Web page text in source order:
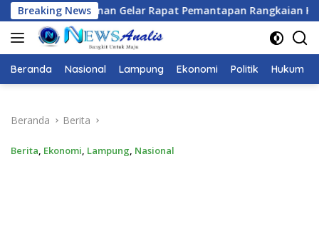
Langsung
ke
konten
Breaking News
Pemantapan Rangkaian Kegiatan HUT Ke-81 RI Tahun 2026
Beranda Nasional Lampung Ekonomi Politik Hukum
Beranda Berita
Berita, Ekonomi, Lampung, Nasional